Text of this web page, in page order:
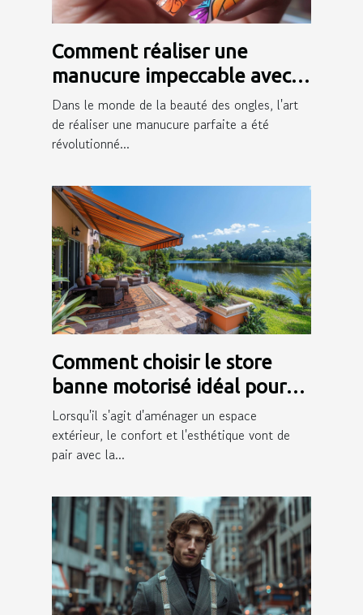
Comment réaliser une
manucure impeccable avec
des autocollants pour ongles
Dans le monde de la beauté des ongles, l'art
de réaliser une manucure parfaite a été
révolutionné...
Comment choisir le store
banne motorisé idéal pour
votre extérieur
Lorsqu'il s'agit d'aménager un espace
extérieur, le confort et l'esthétique vont de
pair avec la...